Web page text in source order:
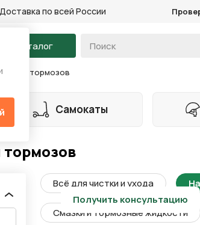
Доставка по всей России
Каталог
тормозов
Самокаты
тормозов
Всё для чистки и ухода
Смазки и тормозные жидкости
Получить консультацию